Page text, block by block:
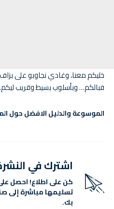
خليكم معنا، وغادي نجاوبو على
فبالكم… وبأسلوب بسيط وقريب ليكم.
الموسوعة والدليل الافضل حول
اشترك في
كن على اطلاع! احصل على
تسليمها مباشرة إلى
بك.